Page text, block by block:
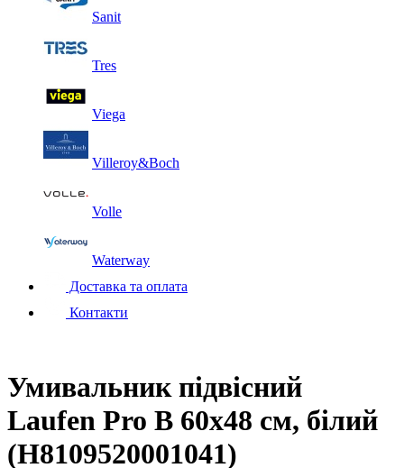
Sanit
Tres
Viega
Villeroy&Boch
Volle
Waterway
Доставка та оплата
Контакти
Умивальник підвісний
Laufen Pro B 60х48 см, білий
(H8109520001041)